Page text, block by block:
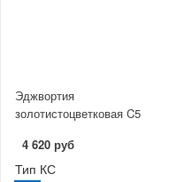
Эджвортия
золотистоцветковая C5
4 620 руб
Тип КС